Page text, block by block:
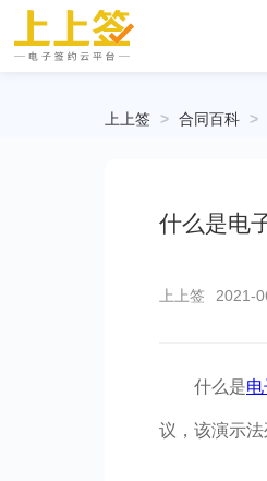
上上签 > 合同百科 >
什么是电
上上签 2021-
什么是电
议，该演示法